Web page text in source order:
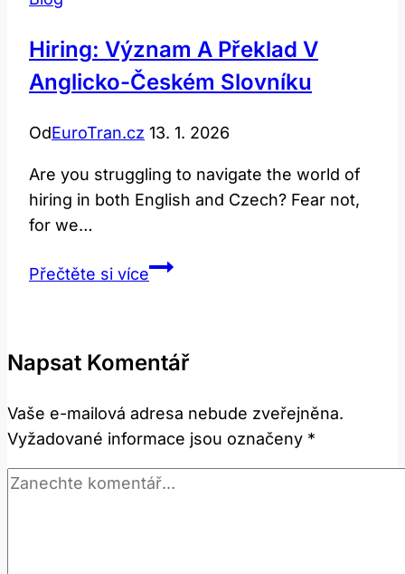
Hiring: Význam A Překlad V
Anglicko-Českém Slovníku
OdEuroTran.cz 13. 1. 2026
Are you struggling to navigate the world of
hiring in both English and​ Czech? Fear ⁤not,
for we…
Přečtěte si víceHiring:
v
Českém
Slovníku
Napsat Komentář
Vaše e-mailová adresa nebude zveřejněna.
Vyžadované informace jsou označeny *